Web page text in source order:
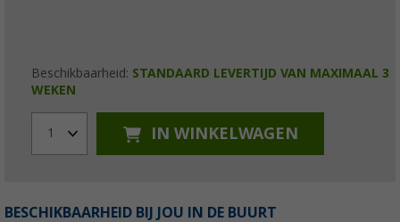
Beschikbaarheid: STANDAARD LEVERTIJD VAN MAXIMAAL 3
WEKEN
1 IN WINKELWAGEN
BESCHIKBAARHEID BIJ JOU IN DE BUURT